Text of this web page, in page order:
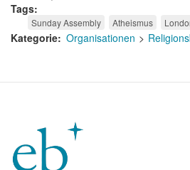
Tags
Sunday Assembly Atheismus
Kategorie Organisationen